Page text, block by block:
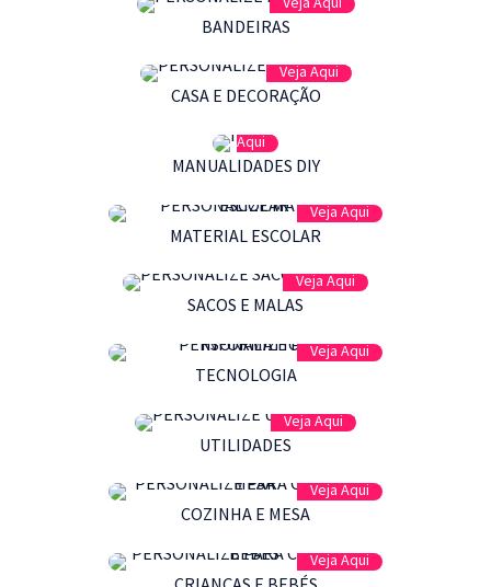
BANDEIRAS
Veja Aqui
CASA E DECORAÇÃO
Aqui
MANUALIDADES DIY
Veja Aqui
MATERIAL ESCOLAR
Veja Aqui
SACOS E MALAS
Veja Aqui
TECNOLOGIA
Veja Aqui
UTILIDADES
Veja Aqui
COZINHA E MESA
Veja Aqui